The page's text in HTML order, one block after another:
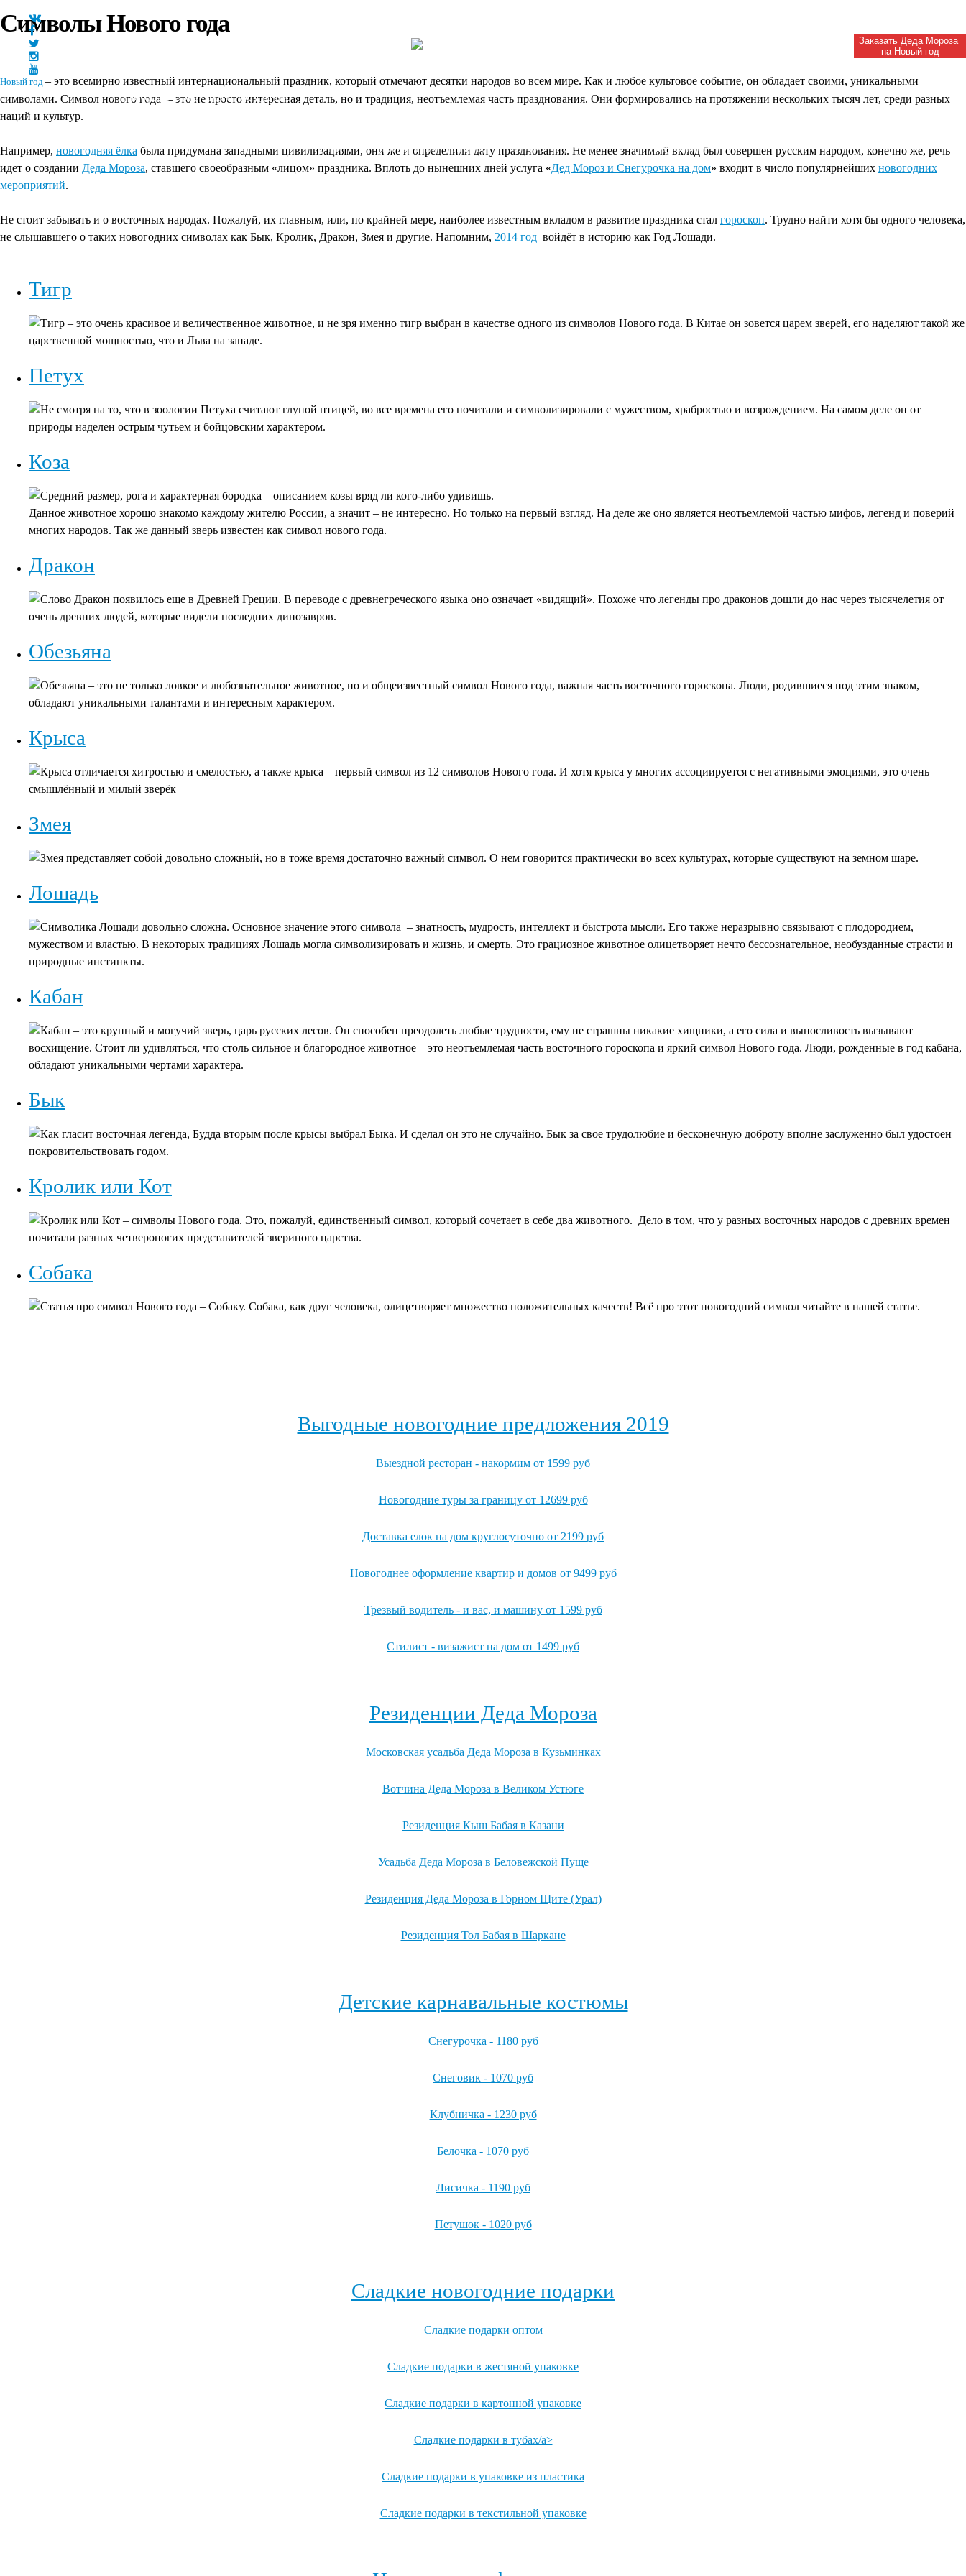
+7(966)335-55-37Круглосуточно
Заказать Деда Мороза
на Новый год
Главная
детям
для взрослых
бизнесу
Мороз
услуги
Деда Мороза
Символы Нового года
Новый год – это всемирно известный интернациональный праздник, который отмечают десятки народов во всем мире. Как и любое культовое событие, он обладает своими, уникальными
символами. Символ нового года – это не просто интересная деталь, но и традиция, неотъемлемая часть празднования. Они формировались на протяжении нескольких тысяч лет, среди разных
наций и культур.
Например, новогодняя ёлка была придумана западными цивилизациями, они же и определили дату празднования. Не менее значимый вклад был совершен русским народом, конечно же, речь
идет о создании Деда Мороза, ставшего своеобразным «лицом» праздника. Вплоть до нынешних дней услуга «Дед Мороз и Снегурочка на дом» входит в число популярнейших новогодних
мероприятий.
Не стоит забывать и о восточных народах. Пожалуй, их главным, или, по крайней мере, наиболее известным вкладом в развитие праздника стал гороскоп. Трудно найти хотя бы одного человека,
не слышавшего о таких новогодних символах как Бык, Кролик, Дракон, Змея и другие. Напомним, 2014 год войдёт в историю как Год Лошади.
Тигр
Тигр – это очень красивое и величественное животное, и не зря именно тигр выбран в качестве одного из символов Нового года. В Китае он зовется царем зверей, его наделяют такой же
царственной мощностью, что и Льва на западе.
Петух
Не смотря на то, что в зоологии Петуха считают глупой птицей, во все времена его почитали и символизировали с мужеством, храбростью и возрождением. На самом деле он от
природы наделен острым чутьем и бойцовским характером.
Коза
Средний размер, рога и характерная бородка – описанием козы вряд ли кого-либо удивишь.
Данное животное хорошо знакомо каждому жителю России, а значит – не интересно. Но только на первый взгляд. На деле же оно является неотъемлемой частью мифов, легенд и поверий
многих народов. Так же данный зверь известен как символ нового года.
Дракон
Слово Дракон появилось еще в Древней Греции. В переводе с древнегреческого языка оно означает «видящий». Похоже что легенды про драконов дошли до нас через тысячелетия от
очень древних людей, которые видели последних динозавров.
Обезьяна
Обезьяна – это не только ловкое и любознательное животное, но и общеизвестный символ Нового года, важная часть восточного гороскопа. Люди, родившиеся под этим знаком,
обладают уникальными талантами и интересным характером.
Крыса
Крыса отличается хитростью и смелостью, а также крыса – первый символ из 12 символов Нового года. И хотя крыса у многих ассоциируется с негативными эмоциями, это очень
смышлённый и милый зверёк
Змея
Змея представляет собой довольно сложный, но в тоже время достаточно важный символ. О нем говорится практически во всех культурах, которые существуют на земном шаре.
Лошадь
Символика Лошади довольно сложна. Основное значение этого символа – знатность, мудрость, интеллект и быстрота мысли. Его также неразрывно связывают с плодородием,
мужеством и властью. В некоторых традициях Лошадь могла символизировать и жизнь, и смерть. Это грациозное животное олицетворяет нечто бессознательное, необузданные страсти и
природные инстинкты.
Кабан
Кабан – это крупный и могучий зверь, царь русских лесов. Он способен преодолеть любые трудности, ему не страшны никакие хищники, а его сила и выносливость вызывают
восхищение. Стоит ли удивляться, что столь сильное и благородное животное – это неотъемлемая часть восточного гороскопа и яркий символ Нового года. Люди, рожденные в год кабана,
обладают уникальными чертами характера.
Бык
Как гласит восточная легенда, Будда вторым после крысы выбрал Быка. И сделал он это не случайно. Бык за свое трудолюбие и бесконечную доброту вполне заслуженно был удостоен
покровительствовать годом.
Кролик или Кот
Кролик или Кот – символы Нового года. Это, пожалуй, единственный символ, который сочетает в себе два животного. Дело в том, что у разных восточных народов с древних времен
почитали разных четвероногих представителей звериного царства.
Собака
Статья про символ Нового года – Собаку. Собака, как друг человека, олицетворяет множество положительных качеств! Всё про этот новогодний символ читайте в нашей статье.
Выгодные новогодние предложения 2019
Выездной ресторан - накормим от 1599 руб
Новогодние туры за границу от 12699 руб
Доставка елок на дом круглосуточно от 2199 руб
Новогоднее оформление квартир и домов от 9499 руб
Трезвый водитель - и вас, и машину от 1599 руб
Стилист - визажист на дом от 1499 руб
Резиденции Деда Мороза
Московская усадьба Деда Мороза в Кузьминках
Вотчина Деда Мороза в Великом Устюге
Резиденция Кыш Бабая в Казани
Усадьба Деда Мороза в Беловежской Пуще
Резиденция Деда Мороза в Горном Щите (Урал)
Резиденция Тол Бабая в Шаркане
Детские карнавальные костюмы
Снегурочка - 1180 руб
Снеговик - 1070 руб
Клубничка - 1230 руб
Белочка - 1070 руб
Лисичка - 1190 руб
Петушок - 1020 руб
Сладкие новогодние подарки
Сладкие подарки оптом
Сладкие подарки в жестяной упаковке
Сладкие подарки в картонной упаковке
Сладкие подарки в тубах/a>
Сладкие подарки в упаковке из пластика
Сладкие подарки в текстильной упаковке